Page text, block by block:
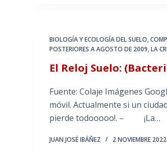
BIOLOGÍA Y ECOLOGÍA DEL SUELO,
POSTERIORES A AGOSTO DE 2009,LA
El Reloj Suelo:
Fuente: Colaje Imágenes
móvil. Actualmente si un
pierde todooooo!. – ¡La…
JUAN JOSÉ IBÁÑEZ 2 NOVIEMBRE 2022